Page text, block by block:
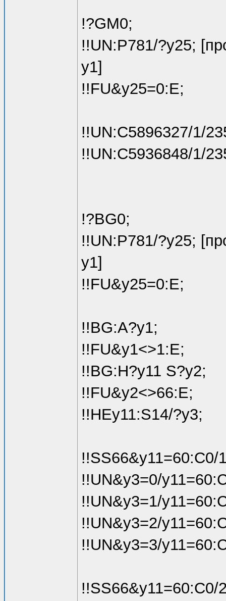
!?GM0;
!!UN:P781/?y25;
y1]
!!FU&y25=0:E;
!!UN:C5896327/1/
!!UN:C5936848/1/
!?BG0;
!!UN:P781/?y25;
y1]
!!FU&y25=0:E;
!!BG:A?y1;
!!FU&y1<>1:E;
!!BG:H?y11 S?y2;
!!FU&y2<>66:E;
!!HEy11:S14/?y3;
!!SS66&y11=60:C0/
!!UN&y3=0/
!!UN&y3=1/
!!UN&y3=2/
!!UN&y3=3/
!!SS66&y11=60:C0/